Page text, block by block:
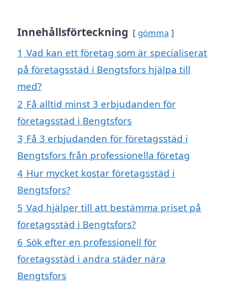
Innehållsförteckning gömma
1 Vad kan ett företag som är specialiserat
på företagsstäd i Bengtsfors hjälpa till
med?
2 Få alltid minst 3 erbjudanden för
företagsstäd i Bengtsfors
3 Få 3 erbjudanden för företagsstäd i
Bengtsfors från professionella företag
4 Hur mycket kostar företagsstäd i
Bengtsfors?
5 Vad hjälper till att bestämma priset på
företagsstäd i Bengtsfors?
6 Sök efter en professionell för
företagsstäd i andra städer nära
Bengtsfors